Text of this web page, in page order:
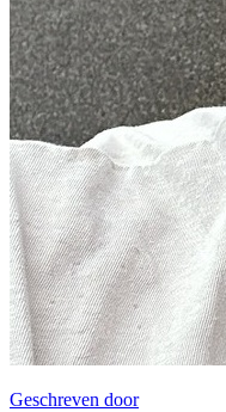
Geschreven door